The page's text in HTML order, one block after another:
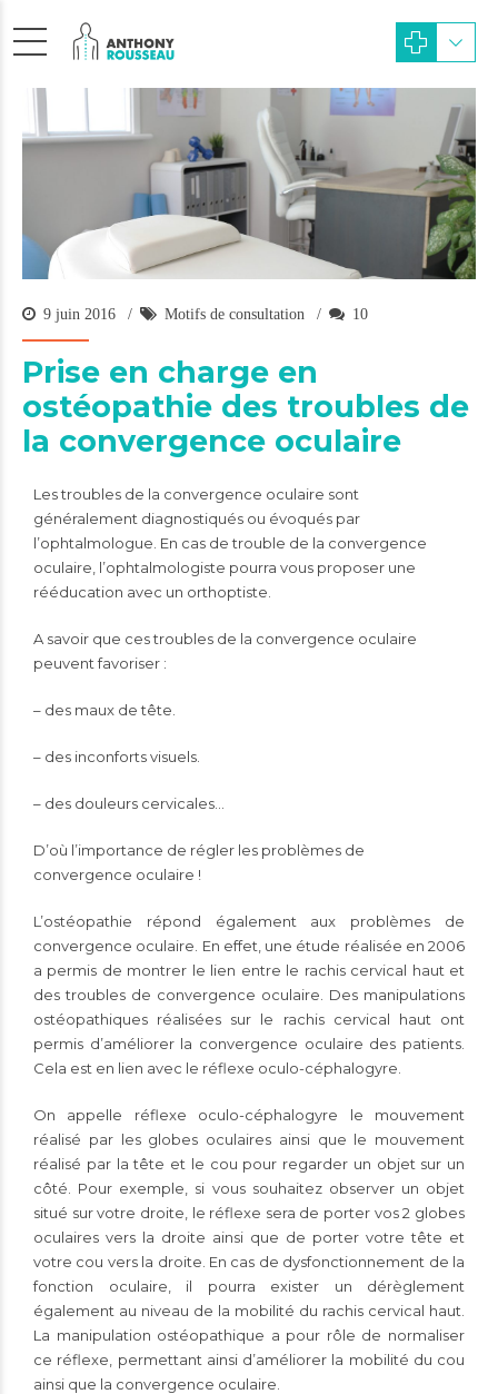
9 juin 2016 Motifs de consultation 10
Prise en charge en
ostéopathie des troubles de
la convergence oculaire
Les troubles de la convergence oculaire sont
généralement diagnostiqués ou évoqués par
l’ophtalmologue. En cas de trouble de la convergence
oculaire, l’ophtalmologiste pourra vous proposer une
rééducation avec un orthoptiste.
A savoir que ces troubles de la convergence oculaire
peuvent favoriser :
– des maux de tête.
– des inconforts visuels.
– des douleurs cervicales…
D’où l’importance de régler les problèmes de
convergence oculaire !
L’ostéopathie répond également aux problèmes de
convergence oculaire. En effet, une étude réalisée en 2006
a permis de montrer le lien entre le rachis cervical haut et
des troubles de convergence oculaire. Des manipulations
ostéopathiques réalisées sur le rachis cervical haut ont
permis d’améliorer la convergence oculaire des patients.
Cela est en lien avec le réflexe oculo-céphalogyre.
On appelle réflexe oculo-céphalogyre le mouvement
réalisé par les globes oculaires ainsi que le mouvement
réalisé par la tête et le cou pour regarder un objet sur un
côté. Pour exemple, si vous souhaitez observer un objet
situé sur votre droite, le réflexe sera de porter vos 2 globes
oculaires vers la droite ainsi que de porter votre tête et
votre cou vers la droite. En cas de dysfonctionnement de la
fonction oculaire, il pourra exister un dérèglement
également au niveau de la mobilité du rachis cervical haut.
La manipulation ostéopathique a pour rôle de normaliser
ce réflexe, permettant ainsi d’améliorer la mobilité du cou
ainsi que la convergence oculaire.